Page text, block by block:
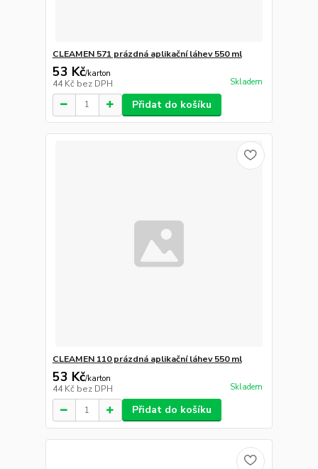
CLEAMEN 571 prázdná aplikační láhev 550 ml
53 Kč/karton
44 Kč bez DPH Skladem
Přidat do košíku
CLEAMEN 110 prázdná aplikační láhev 550 ml
53 Kč/karton
44 Kč bez DPH Skladem
Přidat do košíku